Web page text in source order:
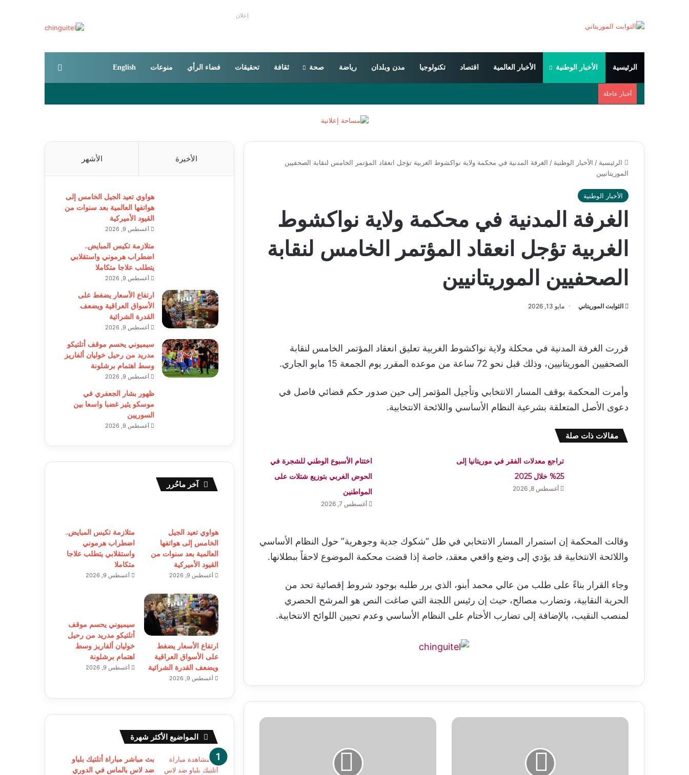
إعلان
الرئيسية الأخبار الوطنية الأخبار العالمية اقتصاد تكنولوجيا مدن وبلدان رياضة صحة ثقافة تحقيقات فضاء الرأي منوعات English
أخبار عاجلة
الرئيسية / الأخبار الوطنية / الغرفة المدنية في محكمة ولاية نواكشوط الغربية تؤجل انعقاد المؤتمر الخامس لنقابة الصحفيين
الموريتانيين
الأخبار الوطنية
الغرفة المدنية في محكمة ولاية نواكشوط
الغربية تؤجل انعقاد المؤتمر الخامس لنقابة
الصحفيين الموريتانيين
الثوابت الموريتاني مايو 13, 2026
قررت الغرفة المدنية في محكلة ولاية نواكشوط الغربية تعليق انعقاد المؤتمر الخامس لنقابة
الصحفيين الموريتانيين، وذلك قبل نحو 72 ساعة من موعده المقرر يوم الجمعة 15 مايو الجاري.
وأمرت المحكمة بوقف المسار الانتخابي وتأجيل المؤتمر إلى حين صدور حكم قضائي فاصل في
دعوى الأصل المتعلقة بشرعية النظام الأساسي واللائحة الانتخابية.
مقالات ذات صلة
تراجع معدلات الفقر في موريتانيا إلى
25% خلال 2025
أغسطس 8, 2026
اختتام الأسبوع الوطني للشجرة في
الحوض الغربي بتوزيع شتلات على
المواطنين
أغسطس 7, 2026
وقالت المحكمة إن استمرار المسار الانتخابي في ظل “شكوك جدية وجوهرية” حول النظام الأساسي
واللائحة الانتخابية قد يؤدي إلى وضع واقعي معقد، خاصة إذا قضت محكمة الموضوع لاحقاً ببطلانها.
وجاء القرار بناءً على طلب من عالي محمد أبنو، الذي برر طلبه بوجود شروط إقصائية تحد من
الحرية النقابية، وتضارب مصالح، حيث إن رئيس اللجنة التي صاغت النص هو المرشح الحصري
لمنصب النقيب، بالإضافة إلى تضارب الأختام على النظام الأساسي وعدم تحيين اللوائح الانتخابية.
النائب
زيارة
الأخيرة الأشهر
هواوي تعيد الجيل الخامس إلى
هواتفها العالمية بعد سنوات من
القيود الأميركية
أغسطس 9, 2026
متلازمة تكيس المبايض..
اضطراب هرموني واستقلابي
يتطلب علاجا متكاملا
أغسطس 9, 2026
ارتفاع الأسعار يضغط على
الأسواق العراقية ويضعف
القدرة الشرائية
أغسطس 9, 2026
سيميوني يحسم موقف أتلتيكو
مدريد من رحيل خوليان ألفاريز
وسط اهتمام برشلونة
أغسطس 9, 2026
ظهور بشار الجعفري في
موسكو يثير غضبا واسعا بين
السوريين
أغسطس 9, 2026
آخر ماحُرر
هواوي تعيد الجيل
الخامس إلى هواتفها
العالمية بعد سنوات من
القيود الأميركية
أغسطس 9, 2026
متلازمة تكيس المبايض..
اضطراب هرموني
واستقلابي يتطلب علاجا
متكاملا
أغسطس 9, 2026
ارتفاع الأسعار يضغط
على الأسواق العراقية
ويضعف القدرة الشرائية
أغسطس 9, 2026
سيميوني يحسم موقف
أتلتيكو مدريد من رحيل
خوليان ألفاريز وسط
اهتمام برشلونة
أغسطس 9, 2026
المواضيع الأكثر شهرة
بث مباشر مباراة أتلتيك بلباو
ضد لاس بالماس في الدوري